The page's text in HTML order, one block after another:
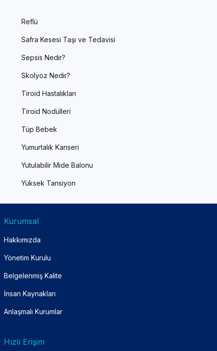
Reflü
Safra Kesesi Taşı ve Tedavisi
Sepsis Nedir?
Skolyoz Nedir?
Tiroid Hastalıkları
Tiroid Nodülleri
Tüp Bebek
Yumurtalık Kanseri
Yutulabilir Mide Balonu
Yüksek Tansiyon
Kurumsal
Hakkımızda
Yönetim Kurulu
Belgelenmiş Kalite
İnsan Kaynakları
Anlaşmalı Kurumlar
Hızlı Erişim